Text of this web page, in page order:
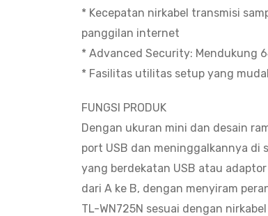
* Kecepatan nirkabel transmisi
panggilan internet
* Advanced Security: Mendukung
* Fasilitas utilitas setup yang
FUNGSI PRODUK
Dengan ukuran mini dan desain
port USB dan meninggalkannya
yang berdekatan USB atau
dari A ke B, dengan menyiram
TL-WN725N sesuai dengan